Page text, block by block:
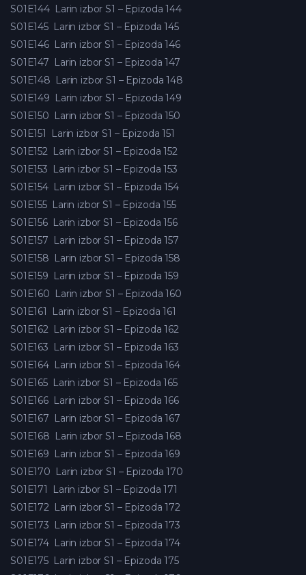
S01E144 Larin izbor S1 – Epizoda 144
S01E145 Larin izbor S1 – Epizoda 145
S01E146 Larin izbor S1 – Epizoda 146
S01E147 Larin izbor S1 – Epizoda 147
S01E148 Larin izbor S1 – Epizoda 148
S01E149 Larin izbor S1 – Epizoda 149
S01E150 Larin izbor S1 – Epizoda 150
S01E151
Larin izbor S1 – Epizoda 151
S01E152 Larin izbor S1 – Epizoda 152
S01E153 Larin izbor S1 – Epizoda 153
S01E154 Larin izbor S1 – Epizoda 154
S01E155 Larin izbor S1 – Epizoda 155
S01E156 Larin izbor S1 – Epizoda 156
S01E157 Larin izbor S1 – Epizoda 157
S01E158 Larin izbor S1 – Epizoda 158
S01E159 Larin izbor S1 – Epizoda 159
S01E160 Larin izbor S1 – Epizoda 160
S01E161
Larin izbor S1 – Epizoda 161
S01E162 Larin izbor S1 – Epizoda 162
S01E163 Larin izbor S1 – Epizoda 163
S01E164 Larin izbor S1 – Epizoda 164
S01E165 Larin izbor S1 – Epizoda 165
S01E166 Larin izbor S1 – Epizoda 166
S01E167 Larin izbor S1 – Epizoda 167
S01E168 Larin izbor S1 – Epizoda 168
S01E169 Larin izbor S1 – Epizoda 169
S01E170 Larin izbor S1 – Epizoda 170
S01E171
Larin izbor S1 – Epizoda 171
S01E172 Larin izbor S1 – Epizoda 172
S01E173 Larin izbor S1 – Epizoda 173
S01E174 Larin izbor S1 – Epizoda 174
S01E175 Larin izbor S1 – Epizoda 175